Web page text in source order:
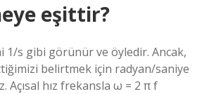
eşittir?
1/s gibi görünür ve öyledir. Ancak,
belirtmek için radyan/saniye
Açısal hız frekansla ω = 2 π f